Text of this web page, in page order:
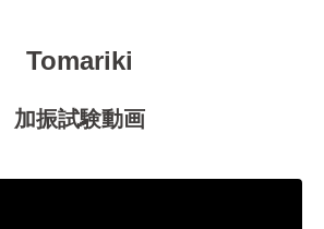
Tomariki
加振試験動画